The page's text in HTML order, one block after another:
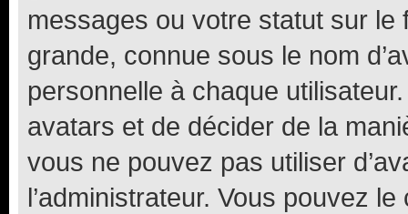
messages ou votre statut sur
grande, connue sous le nom
personnelle à chaque utilisateur.
avatars et de décider de la
vous ne pouvez pas utiliser
l’administrateur. Vous pouvez